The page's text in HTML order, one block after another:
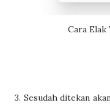
Cara Elak
3. Sesudah ditekan